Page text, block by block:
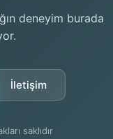
deneyim burada
İletişim
saklıdır